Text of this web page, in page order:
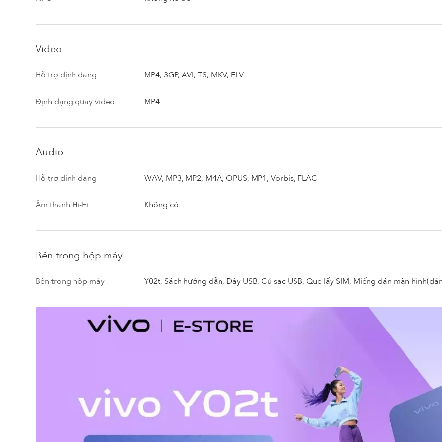
Video
Hỗ trợ định dạng MP4, 3GP, AVI, TS, MKV, FLV
Định dạng quay video MP4
Audio
Hỗ trợ định dạng WAV, MP3, MP2, M4A, OPUS, MP1, Vorbis, FLAC
Âm thanh Hi-Fi Không có
Bên trong hộp máy
Bên trong hộp máy Y02t, Sách hướng dẫn, Dây USB, Củ sạc USB, Que lấy SIM, Miếng dán màn